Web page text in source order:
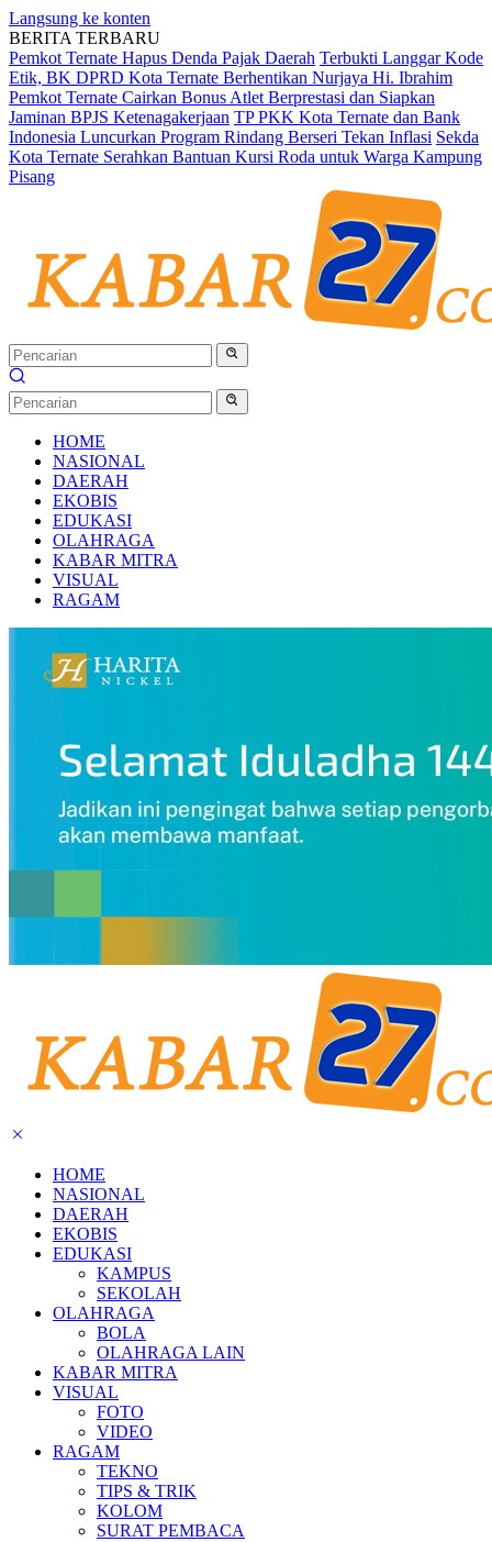
Langsung ke konten
BERITA TERBARU
Pemkot Ternate Hapus Denda Pajak Daerah Terbukti Langgar Kode
Etik, BK DPRD Kota Ternate Berhentikan Nurjaya Hi. Ibrahim
Pemkot Ternate Cairkan Bonus Atlet Berprestasi dan Siapkan
Jaminan BPJS Ketenagakerjaan TP PKK Kota Ternate dan Bank
Indonesia Luncurkan Program Rindang Berseri Tekan Inflasi Sekda
Kota Ternate Serahkan Bantuan Kursi Roda untuk Warga Kampung
Pisang
HOME
NASIONAL
DAERAH
EKOBIS
EDUKASI
OLAHRAGA
KABAR MITRA
VISUAL
RAGAM
HOME
NASIONAL
DAERAH
EKOBIS
EDUKASI
KAMPUS
SEKOLAH
OLAHRAGA
BOLA
OLAHRAGA LAIN
KABAR MITRA
VISUAL
FOTO
VIDEO
RAGAM
TEKNO
TIPS & TRIK
KOLOM
SURAT PEMBACA